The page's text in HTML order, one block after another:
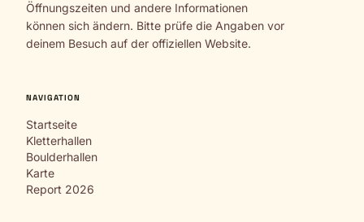
Öffnungszeiten und andere Informationen
können sich ändern. Bitte prüfe die Angaben vor
deinem Besuch auf der offiziellen Website.
NAVIGATION
Startseite
Kletterhallen
Boulderhallen
Karte
Report 2026